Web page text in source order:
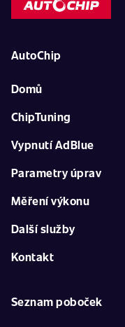
AutoChip
Domů
ChipTuning
Vypnutí AdBlue
Parametry úprav
Měření výkonu
Další služby
Kontakt
Seznam poboček